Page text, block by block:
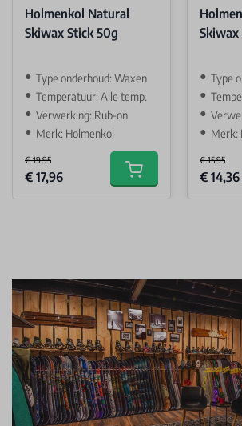
Holmenkol Natural
Skiwax Stick 50g
Type onderhoud: Waxen
Temperatuur: Alle temp.
Verwerking: Rub-on
Merk: Holmenkol
€ 19,95
Special Price
€ 17,96 Add to cart
Skiwax
Type
Merk:
€ 15,95
Special
€ 14,36